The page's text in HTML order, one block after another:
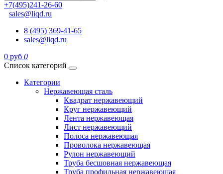
+7(495)241-26-60
sales@liqd.ru
8 (495) 369-41-65
sales@liqd.ru
0 руб 0
Список категорий
Категории
Нержавеющая сталь
Квадрат нержавеющий
Круг нержавеющий
Лента нержавеющая
Лист нержавеющий
Полоса нержавеющая
Проволока нержавеющая
Рулон нержавеющий
Труба бесшовная нержавеющая
Труба профильная нержавеющая